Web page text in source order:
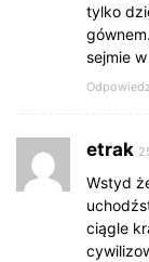
tylko
sejmie
etrak
Wstyd
ciągle